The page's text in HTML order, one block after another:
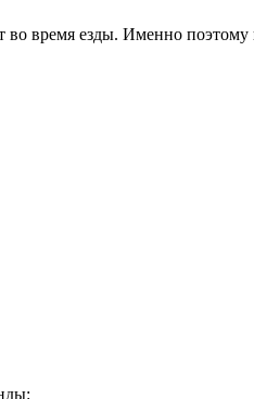
время езды. Именно